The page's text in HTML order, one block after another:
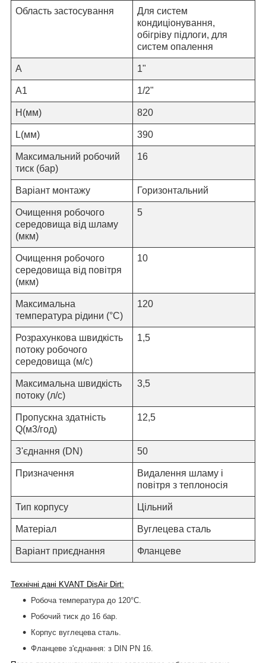
Область застосування
Для систем
кондиціонування,
обігріву підлоги, для
систем опалення
A 1"
А1 1/2"
H (мм) 820
L(мм) 390
Максимальний робочий
тиск (бар)
16
Варіант монтажу Горизонтальний
Очищення робочого
середовища від шламу
(мкм)
5
Очищення робочого
середовища від повітря
(мкм)
10
Максимальна
температура рідини (°C)
120
Розрахункова швидкість
потоку робочого
середовища (м/с)
1,5
Максимальна швидкість
потоку (л/c)
3,5
Пропускна здатність
Q(м3/год)
12,5
З'єднання (DN) 50
Призначення Видалення шламу і
повітряз теплоносія
Тип корпусу Цільний
Матеріал Вуглецева сталь
Варіант приєднання Фланцеве
Технічні дані KVANT DisAir Dirt:
Робоча температура до 120°С.
Робочий тиск до 16 бар.
Корпус вуглецева сталь.
Фланцеве з'єднання: з DIN PN 16.